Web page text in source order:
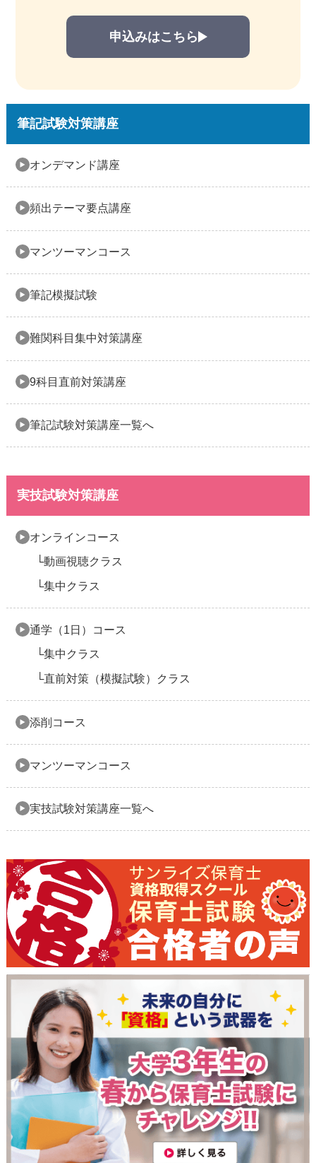
申込みはこちら
筆記試験対策講座
オンデマンド講座
頻出テーマ要点講座
マンツーマンコース
筆記模擬試験
難関科目集中対策講座
9科目直前対策講座
筆記試験対策講座一覧へ
実技試験対策講座
オンラインコース
動画視聴クラス
集中クラス
通学（1日）コース
集中クラス
直前対策（模擬試験）クラス
添削コース
マンツーマンコース
実技試験対策講座一覧へ